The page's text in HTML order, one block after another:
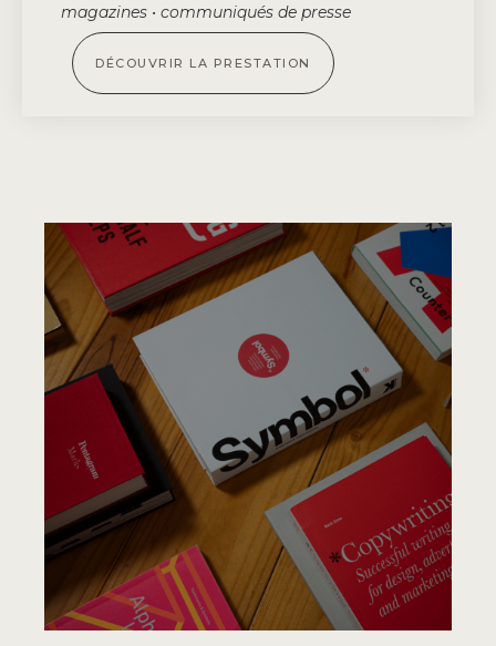
magazines • communiqués de presse
DÉCOUVRIR LA PRESTATION